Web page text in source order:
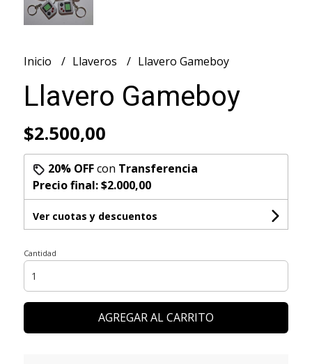
Inicio Llaveros Llavero Gameboy
Llavero Gameboy
$2.500,00
20% OFFcon Transferencia
Precio final:$2.000,00
Ver cuotas y descuentos
Cantidad
AGREGAR AL CARRITO